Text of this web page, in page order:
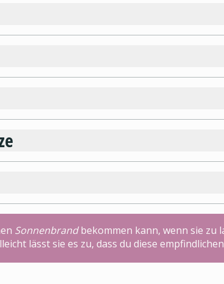
Sonnenbrandbekommen kann, wenn sie zu
lässt sie es zu, dass du diese